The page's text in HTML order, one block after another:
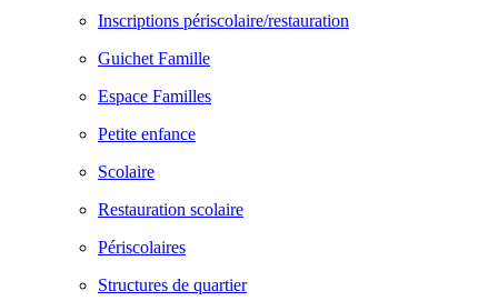
Inscriptions périscolaire/restauration
Guichet Famille
Espace Familles
Petite enfance
Scolaire
Restauration scolaire
Périscolaires
Structures de quartier